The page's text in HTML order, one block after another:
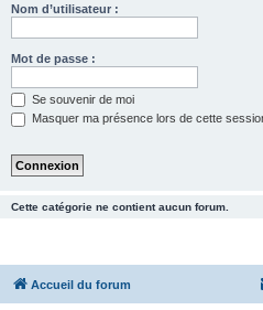
Nom d’utilisateur :
Mot de passe :
Se souvenir de moi
Masquer ma présence lors de cette
Cette catégorie ne contient aucun forum.
Accueil du forum